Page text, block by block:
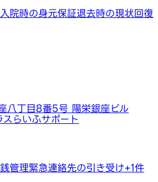
入院時の身元保証退去時の現状回復
八丁目8番5号 陽栄銀座ビル
らいふサポート
管理緊急連絡先の引き受け+1件